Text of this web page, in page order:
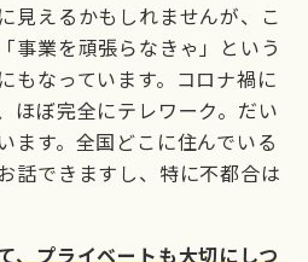
見えるかもしれませんが、こ
事業を頑張らなきゃ」という
もなっています。コロナ禍に
ほぼ完全にテレワーク。だい
ます。全国どこに住んでいる
話できますし、特に不都合は
、プライベートも大切にしつ